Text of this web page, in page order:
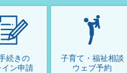
笠間市
続きの
イン申請
子育て・福祉相談
ウェブ予約